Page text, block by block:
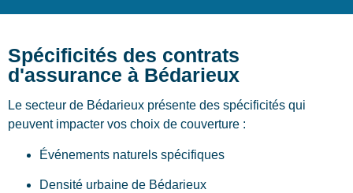
Spécificités des contrats
d'assurance à Bédarieux
Le secteur de Bédarieux présente des spécificités qui
peuvent impacter vos choix de couverture :
Événements naturels spécifiques
Densité urbaine de Bédarieux